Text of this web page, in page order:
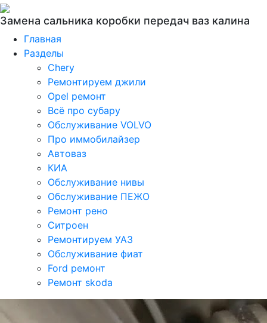
Замена сальника коробки передач ваз калина
Главная
Разделы
Chery
Ремонтируем джили
Opel ремонт
Всё про субару
Обслуживание VOLVO
Про иммобилайзер
Автоваз
КИА
Обслуживание нивы
Обслуживание ПЕЖО
Ремонт рено
Ситроен
Ремонтируем УАЗ
Обслуживание фиат
Ford ремонт
Ремонт skoda